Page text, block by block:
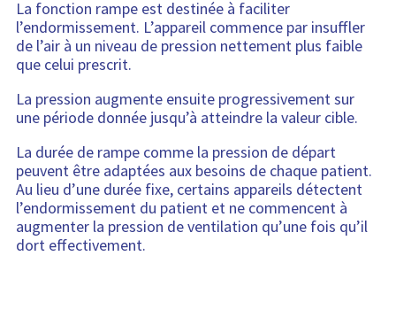
La fonction rampe est destinée à faciliter
l’endormissement. L’appareil commence par insuffler
de l’air à un niveau de pression nettement plus faible
que celui prescrit.
La pression augmente ensuite progressivement sur
une période donnée jusqu’à atteindre la valeur cible.
La durée de rampe comme la pression de départ
peuvent être adaptées aux besoins de chaque patient.
Au lieu d’une durée fixe, certains appareils détectent
l’endormissement du patient et ne commencent à
augmenter la pression de ventilation qu’une fois qu’il
dort effectivement.